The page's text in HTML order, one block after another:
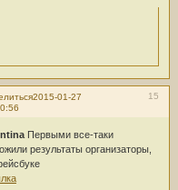
15
2015-01-27
Первыми все-таки
результаты организаторы,